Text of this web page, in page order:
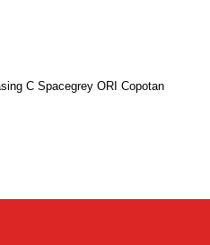
C Spacegrey ORI Copotan